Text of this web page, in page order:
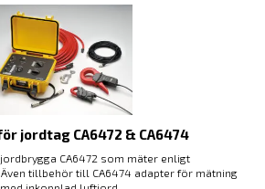
jordtag CA6472 & CA6474
CA6472 som mäter enligt
tillbehör till CA6474 adapter för mätning